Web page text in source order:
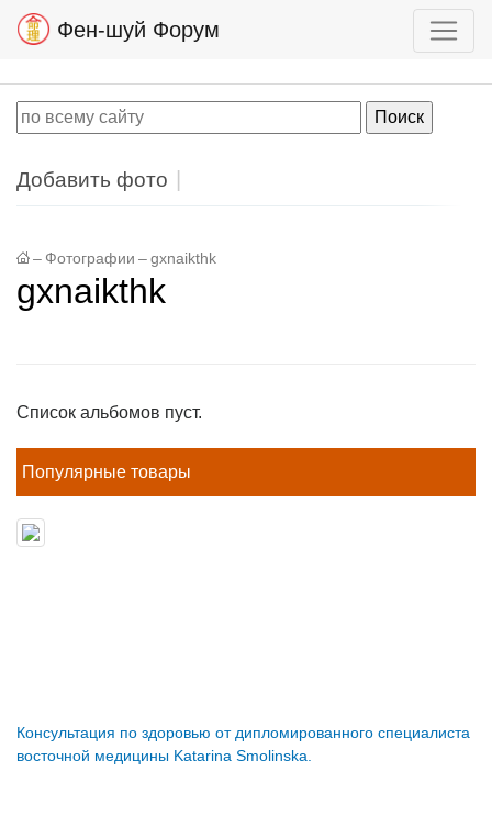
Фен-шуй Форум
Добавить фото
– Фотографии – gxnaikthk
gxnaikthk
Список альбомов пуст.
Популярные товары
Консультация по здоровью от дипломированного специалиста
восточной медицины Katarina Smolinska.